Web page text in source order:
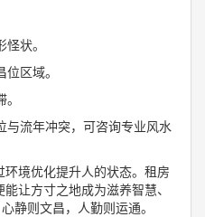
状。
区域。
与流年冲突，可咨询专业风水
境优化提升人的状态。租房
让方寸之地成为滋养智慧、
静则文昌，人勤则运通。